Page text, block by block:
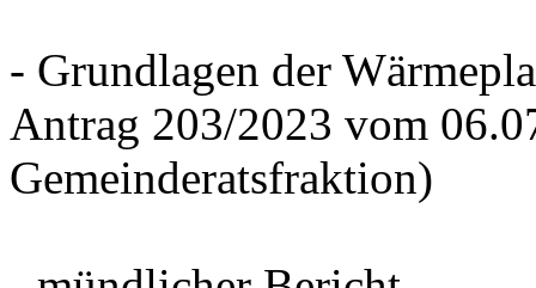
- Grundlagen der
Antrag 203/2023 vom
Gemeinderatsfraktion)